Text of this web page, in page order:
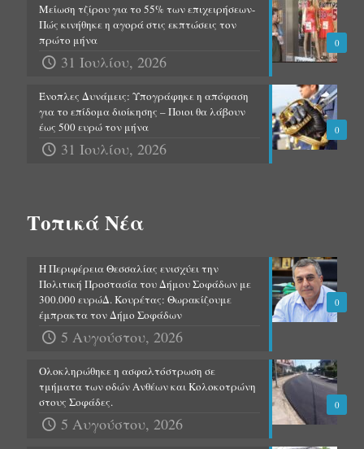
0
Μείωση τζίρου για το 55% των επιχειρήσεων-
Πώς κινήθηκε η αγορά στις εκπτώσεις τον
πρώτο μήνα
31 Ιουλίου, 2026
0
Ένοπλες Δυνάμεις: Υπογράφηκε η απόφαση
για το επίδομα διοίκησης – Ποιοι θα λάβουν
έως 500 ευρώ τον μήνα
31 Ιουλίου, 2026
Τοπικά Νέα
0
Η Περιφέρεια Θεσσαλίας ενισχύει την
Πολιτική Προστασία του Δήμου Σοφάδων με
300.000 ευρώΔ. Κουρέτας: Θωρακίζουμε
έμπρακτα τον Δήμο Σοφάδων
5 Αυγούστου, 2026
0
Ολοκληρώθηκε η ασφαλτόστρωση σε
τμήματα των οδών Ανθέων και Κολοκοτρώνη
στους Σοφάδες.
5 Αυγούστου, 2026